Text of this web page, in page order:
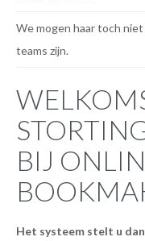
We mogen haar toch
teams zijn.
BIJ
Het systeem stelt u